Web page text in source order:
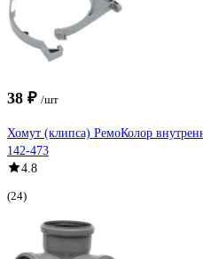
38 ₽ /шт
Хомут (клипса) РемоКолор
142-473
4.8
(24)